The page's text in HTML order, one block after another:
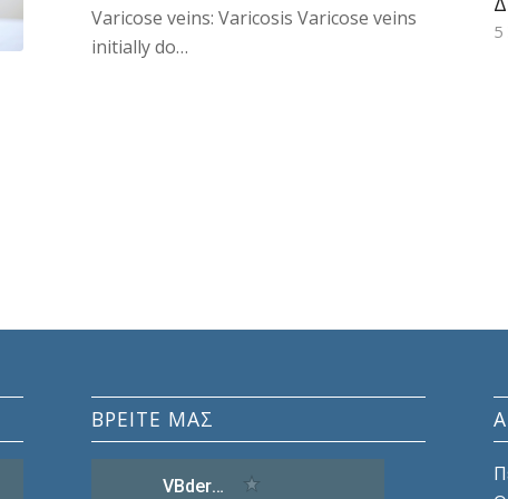
5
Varicose veins: Varicosis Varicose veins
initially do…
5
ΒΡΕΙΤΕ ΜΑΣ